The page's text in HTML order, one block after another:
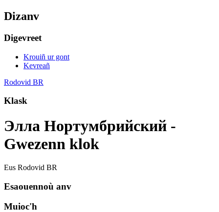
Dizanv
Digevreet
Krouiñ ur gont
Kevreañ
Rodovid BR
Klask
Элла Нортумбрийский -
Gwezenn klok
Eus Rodovid BR
Esaouennoù anv
Muioc'h